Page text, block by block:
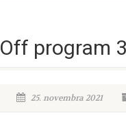
Off program
25. novembra 2021